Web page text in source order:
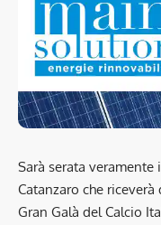
Sarà serata
Catanzaro che
Gran Galà del Calcio